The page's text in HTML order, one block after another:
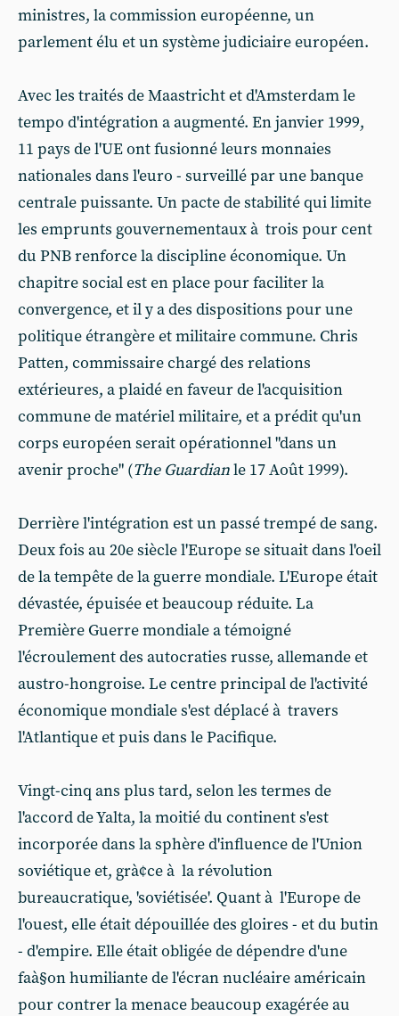
ministres, la commission européenne, un
parlement élu et un système judiciaire européen.
Avec les traités de Maastricht et d'Amsterdam le
tempo d'intégration a augmenté. En janvier 1999,
11 pays de l'UE ont fusionné leurs monnaies
nationales dans l'euro - surveillé par une banque
centrale puissante. Un pacte de stabilité qui limite
les emprunts gouvernementaux à trois pour cent
du PNB renforce la discipline économique. Un
chapitre social est en place pour faciliter la
convergence, et il y a des dispositions pour une
politique étrangère et militaire commune. Chris
Patten, commissaire chargé des relations
extérieures, a plaidé en faveur de l'acquisition
commune de matériel militaire, et a prédit qu'un
corps européen serait opérationnel "dans un
avenir proche" (The Guardianle 17 Août 1999).
Derrière l'intégration est un passé trempé de sang.
Deux fois au 20e siècle l'Europe se situait dans l'oeil
de la tempête de la guerre mondiale. L'Europe était
dévastée, épuisée et beaucoup réduite. La
Première Guerre mondiale a témoigné
l'écroulement des autocraties russe, allemande et
austro-hongroise. Le centre principal de l'activité
économique mondiale s'est déplacé à travers
l'Atlantique et puis dans le Pacifique.
Vingt-cinq ans plus tard, selon les termes de
l'accord de Yalta, la moitié du continent s'est
incorporée dans la sphère d'influence de l'Union
soviétique et, grà¢ce à la révolution
bureaucratique, 'soviétisée'. Quant à l'Europe de
l'ouest, elle était dépouillée des gloires - et du butin
- d'empire. Elle était obligée de dépendre d'une
faà§on humiliante de l'écran nucléaire américain
pour contrer la menace beaucoup exagérée au